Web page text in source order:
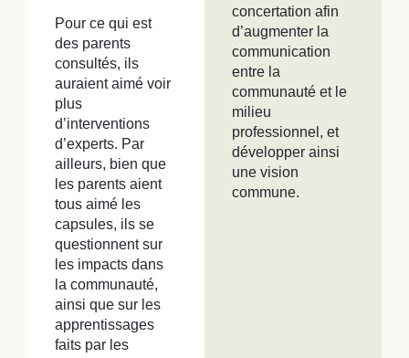
Pour ce qui est
des parents
consultés, ils
auraient aimé voir
plus
d’interventions
d’experts. Par
ailleurs, bien que
les parents aient
tous aimé les
capsules, ils se
questionnent sur
les impacts dans
la communauté,
ainsi que sur les
apprentissages
faits par les
concertation afin
d’augmenter la
communication
entre la
communauté et le
milieu
professionnel, et
développer ainsi
une vision
commune.